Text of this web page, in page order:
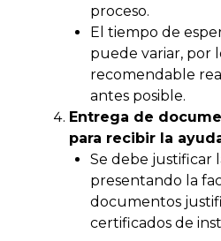
proceso.
El tiempo de
puede variar, por
recomendable
antes posible.
Entrega de
para recibir la
Se debe justificar
presentando la
documentos
certificados de